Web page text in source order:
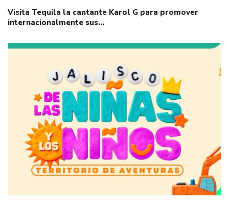
Visita Tequila la cantante Karol G para promover
internacionalmente sus…